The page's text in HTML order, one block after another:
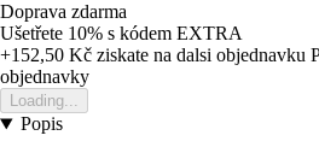
Doprava zdarma
Ušetřete 10% s kódem EXTRA
+152,50 Kč ziskate na dalsi objednavku
objednavky
Loading...
Popis